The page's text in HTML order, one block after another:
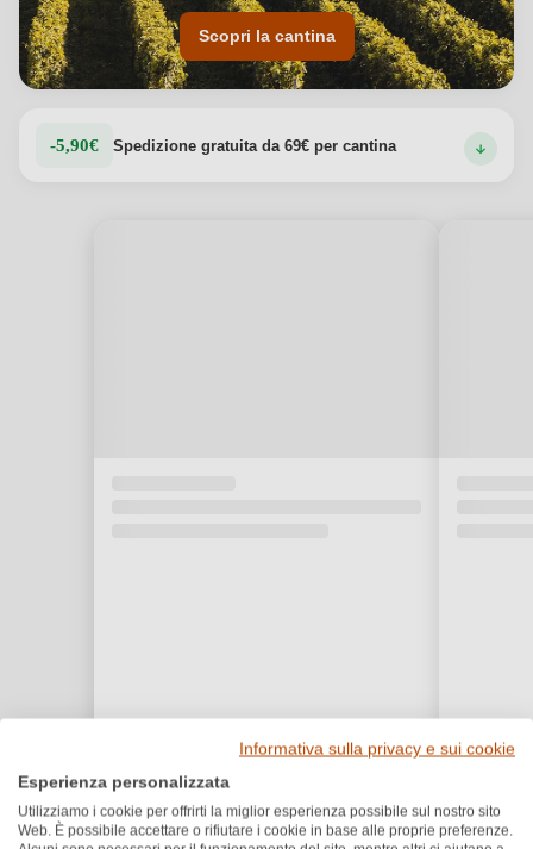
Scopri la cantina
-5,90€ Spedizione gratuita da 69€ per cantina
Recensioni dei clienti
Informativa sulla privacy e sui cookie
Esperienza personalizzata
Utilizziamo i cookie per offrirti la miglior esperienza possibile sul nostro sito
Web. È possibile accettare o rifiutare i cookie in base alle proprie preferenze.